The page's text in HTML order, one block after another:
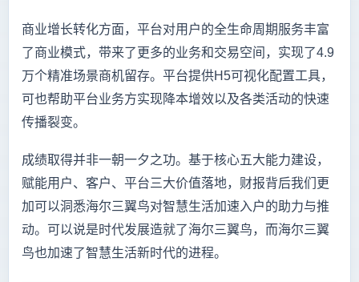
商业增长转化方面，平台对用户的全生命周期服务丰富
了商业模式，带来了更多的业务和交易空间，实现了4.9
万个精准场景商机留存。平台提供H5可视化配置工具，
可也帮助平台业务方实现降本增效以及各类活动的快速
传播裂变。
成绩取得并非一朝一夕之功。基于核心五大能力建设，
赋能用户、客户、平台三大价值落地，财报背后我们更
加可以洞悉海尔三翼鸟对智慧生活加速入户的助力与推
动。可以说是时代发展造就了海尔三翼鸟，而海尔三翼
鸟也加速了智慧生活新时代的进程。